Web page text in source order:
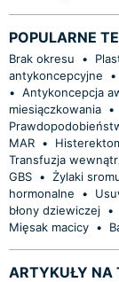
POPULARNE
Brak okresu •
antykoncepcyjne
•
• Antykoncepcja
miesiączkowania •
MAR •
Transfuzja
GBS • Żylaki
hormonalne
•
błony dziewiczej •
Mięsak macicy •
ARTYKUŁY NA